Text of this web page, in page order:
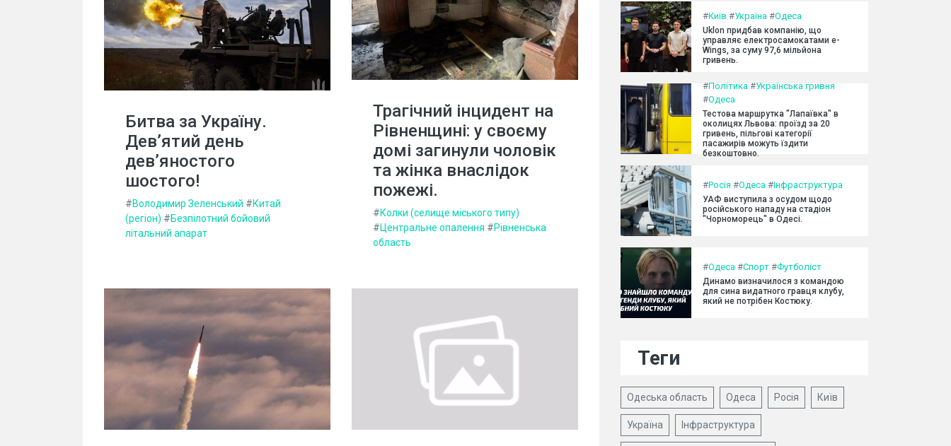
Битва за Україну.
Дев’ятий день
дев’яностого
шостого!
#Володимир Зеленський #Китай
(регіон) #Безпілотний бойовий
літальний апарат
Трагічний інцидент на
Рівненщині: у своєму
домі загинули чоловік
та жінка внаслідок
пожежі.
#Колки (селище міського типу)
#Центральне опалення #Рівненська
область
#Київ #Україна #Одеса
Uklon придбав компанію, що
управляє електросамокатами e-
Wings, за суму 97,6 мільйона
гривень.
#Політика #Українська гривня
#Одеса
Тестова маршрутка "Лапаївка" в
околицях Львова: проїзд за 20
гривень, пільгові категорії
пасажирів можуть їздити
безкоштовно.
#Росія #Одеса #Інфраструктура
УАФ виступила з осудом щодо
російського нападу на стадіон
"Чорноморець" в Одесі.
#Одеса #Спорт #Футболіст
Динамо визначилося з командою
для сина видатного гравця клубу,
який не потрібен Костюку.
Теги
Одеська область Одеса Росія Київ
Україна Інфраструктура